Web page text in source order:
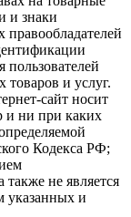
и знаки
правообладателей
пользователей
товаров и услуг.
сайт носит
и ни при каких
Кодекса РФ;
также не является
указанных и